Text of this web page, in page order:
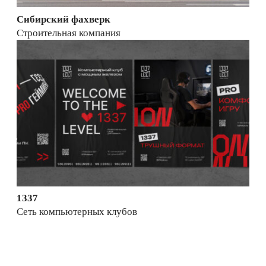
Сибирский фахверк
Строительная компания
1337
Сеть компьютерных клубов